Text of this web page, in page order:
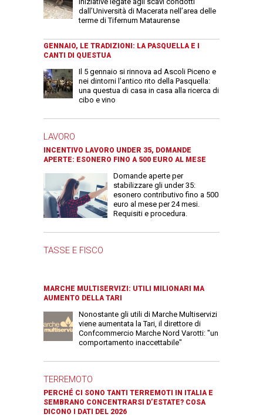
dall’Università di Macerata nell’area delle
terme di Tifernum Mataurense
GENNAIO, LE TRADIZIONI: LA PASQUELLA E I
CANTI DI QUESTUA
Il 5 gennaio si rinnova ad Ascoli Piceno e
nei dintorni l'antico rito della Pasquella:
una questua di casa in casa alla ricerca di
cibo e vino
LAVORO
INCENTIVO LAVORO UNDER 35, DOMANDE
APERTE: ESONERO FINO A 500 EURO AL MESE
Domande aperte per
stabilizzare gli under 35:
esonero contributivo fino a 500
euro al mese per 24 mesi.
Requisiti e procedura.
TASSE E FISCO
MARCHE MULTISERVIZI: UTILI MILIONARI MA
AUMENTO DELLA TARI
Nonostante gli utili di Marche Multiservizi
viene aumentata la Tari, il direttore di
Confcommercio Marche Nord Varotti: "un
comportamento inaccettabile"
TERREMOTO
PERCHÉ CI SONO TANTI TERREMOTI IN ITALIA E
SEMBRANO CONCENTRARSI D’ESTATE? COSA
DICONO I DATI DEL 2026